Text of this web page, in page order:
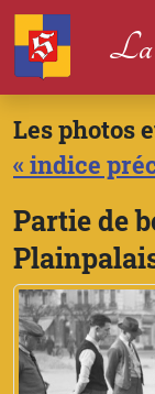
La
Les photos
« indice
Partie de